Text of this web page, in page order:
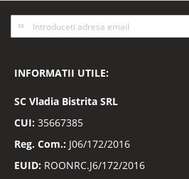
Inscrieti-
va
noastre
INFORMATII UTILE:
SC Vladia Bistrita SRL
CUI: 35667385
Reg. Com.: J06/172/2016
EUID: ROONRC.J6/172/2016